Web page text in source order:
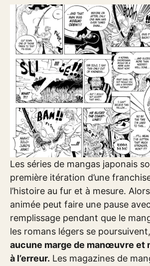
Les séries de mangas japonais
première itération d’une
l’histoire au fur et à mesure.
animée peut faire une pause
remplissage pendant que le
les romans légers se poursuivent,
aucune marge de manœuvre et
à l’erreur. Les magazines de